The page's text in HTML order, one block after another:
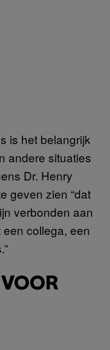
is het belangrijk
andere situaties
Dr. Henry
geven zien “dat
verbonden aan
collega, een